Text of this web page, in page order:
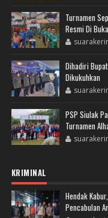
Turnamen
Resmi Di Buka
Dihadiri
Dikukuhkan
PSP Siulak
Turnamen
KRIMINAL
Hendak
Pencabulan